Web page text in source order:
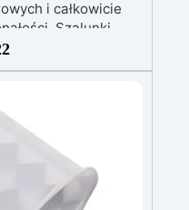
i całkowicie
Szalunki
się dużą
Rodzaj techniki
Materiał:
i do płyty
użytku,
i czyszczeniu.
CM Uwaga: Do
agresywnych